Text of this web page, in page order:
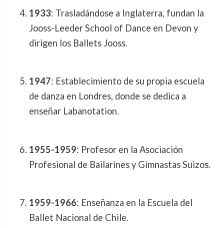
1933: Trasladándose a Inglaterra, fundan la
Jooss-Leeder School of Dance en Devon y
dirigen los Ballets Jooss.
1947: Establecimiento de su propia escuela
de danza en Londres, donde se dedica a
enseñar Labanotation.
1955-1959: Profesor en la Asociación
Profesional de Bailarines y Gimnastas Suizos.
1959-1966: Enseñanza en la Escuela del
Ballet Nacional de Chile.